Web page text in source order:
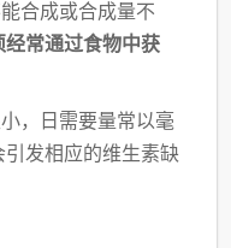
合成或合成量不
经常通过食物中获
，日需要量常以毫
发相应的维生素缺